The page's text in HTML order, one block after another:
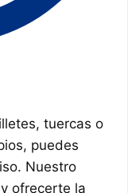
tuercas o
puedes
Nuestro
ofrecerte la